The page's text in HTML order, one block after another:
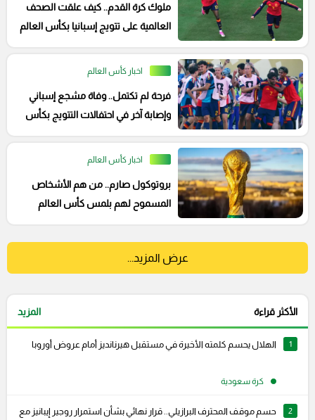
ملوك كرة القدم.. كيف علقت الصحف
العالمية على تتويج إسبانيا بكأس العالم
اخبار كأس العالم
فرحة لم تكتمل.. وفاة مشجع إسباني
وإصابة آخر في احتفالات التتويج بكأس
اخبار كأس العالم
بروتوكول صارم.. من هم الأشخاص
المسموح لهم بلمس كأس العالم
عرض المزيد...
الأكثر قراءة المزيد
1 الهلال يحسم كلمته الأخيرة في مستقبل هيرنانديز أمام عروض أوروبا
كرة سعودية
2
حسم موقف المحترف البرازيلي.. قرار نهائي بشأن استمرار روجير إيبانيز مع